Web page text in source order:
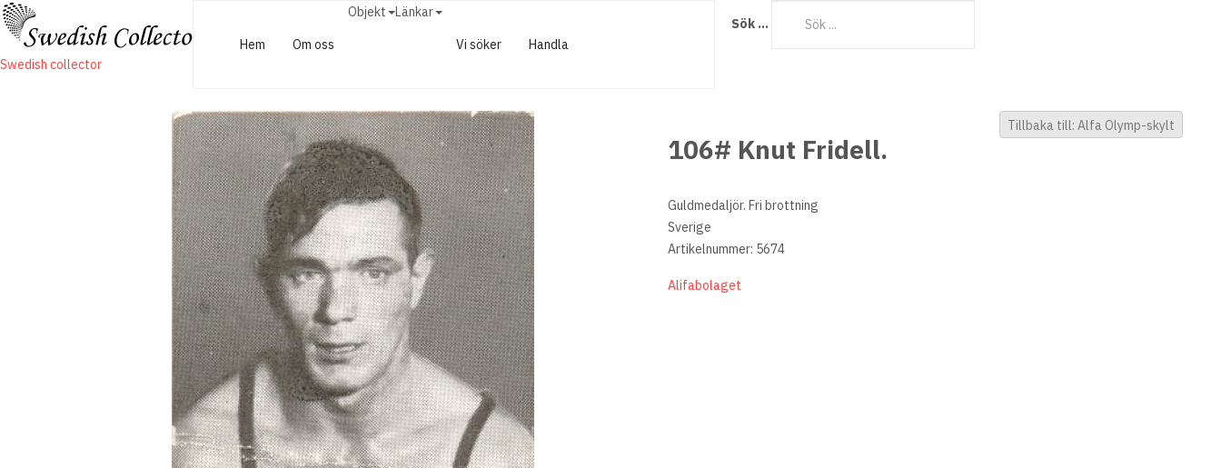
Swedish collector
Hem Om oss
Objekt
Länkar
Vi söker
Handla
Sök ...
Tillbaka till: Alfa Olymp-skylt
106# Knut Fridell.
Guldmedaljör. Fri brottning
Sverige
Artikelnummer: 5674
Alifabolaget